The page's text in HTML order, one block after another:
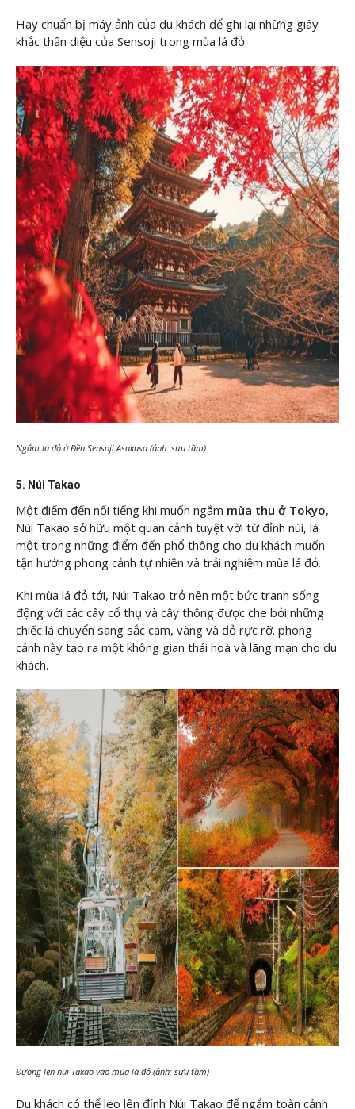
Hãy chuẩn bị máy ảnh của du khách để ghi lại những giây
khắc thần diệu của Sensoji trong mùa lá đỏ.
Ngắm lá đỏ ở Đền Sensoji Asakusa (ảnh: sưu tầm)
5. Núi Takao
Một điểm đến nổi tiếng khi muốn ngắm mùa thu ở Tokyo,
Núi Takao sở hữu một quan cảnh tuyệt vời từ đỉnh núi, là
một trong những điểm đến phổ thông cho du khách muốn
tận hưởng phong cảnh tự nhiên và trải nghiệm mùa lá đỏ.
Khi mùa lá đỏ tới, Núi Takao trở nên một bức tranh sống
động với các cây cổ thụ và cây thông được che bởi những
chiếc lá chuyển sang sắc cam, vàng và đỏ rực rỡ. phong
cảnh này tạo ra một không gian thái hoà và lãng mạn cho du
khách.
Đường lên núi Takao vào mùa lá đỏ (ảnh: sưu tầm)
Du khách có thể leo lên đỉnh Núi Takao để ngắm toàn cảnh